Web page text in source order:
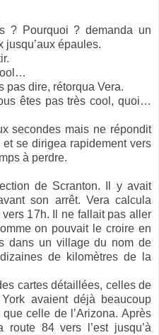
? Pourquoi ? demanda un
jusqu’aux épaules.
dire, rétorqua Vera.
êtes pas très cool, quoi…
secondes mais ne répondit
se dirigea rapidement vers
à perdre.
de Scranton. Il y avait
son arrêt. Vera calcula
17h. Il ne fallait pas aller
on pouvait le croire en
dans un village du nom de
de kilomètres de la
cartes détaillées, celles de
avaient déjà beaucoup
celle de l’Arizona. Après
84 vers l’est jusqu’à